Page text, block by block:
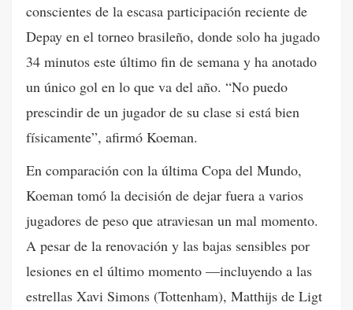
conscientes de la escasa participación reciente de
Depay en el torneo brasileño, donde solo ha jugado
34 minutos este último fin de semana y ha anotado
un único gol en lo que va del año. “No puedo
prescindir de un jugador de su clase si está bien
físicamente”, afirmó Koeman.
En comparación con la última Copa del Mundo,
Koeman tomó la decisión de dejar fuera a varios
jugadores de peso que atraviesan un mal momento.
A pesar de la renovación y las bajas sensibles por
lesiones en el último momento —incluyendo a las
estrellas Xavi Simons (Tottenham), Matthijs de Ligt